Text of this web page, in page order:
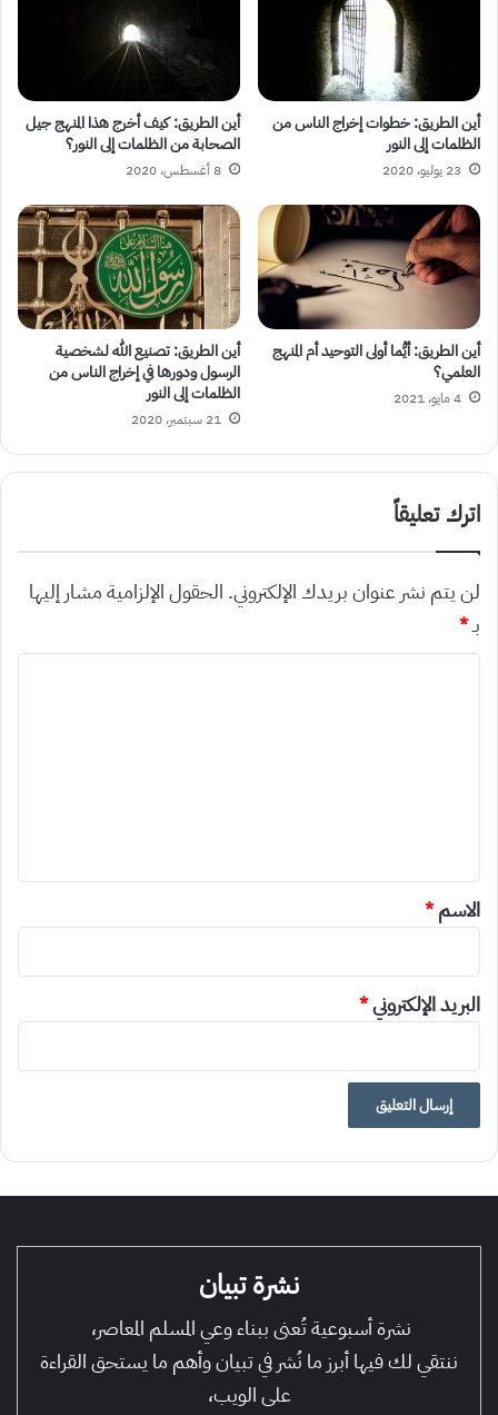
أين الطريق: خطوات إخراج الناس من
الظلمات إلى النور
23 يوليو، 2020
أين الطريق: كيف أخرج هذا المنهج جيل
الصحابة من الظلمات إلى النور؟
8 أغسطس، 2020
أين الطريق: أيُّما أولى التوحيد أم المنهج
العلمي؟
4 مايو، 2021
أين الطريق: تصنيع الله لشخصية
الرسول ودورها في إخراج الناس من
الظلمات إلى النور
21 سبتمبر، 2020
اترك تعليقاً
لن يتم نشر عنوان بريدك الإلكتروني. الحقول الإلزامية مشار إليها
بـ*
*
الاسم*
البريد الإلكتروني*
نشرة تبيان
نشرة أسبوعية تُعنى ببناء وعي المسلم المعاصر،
ننتقي لك فيها أبرز ما نُشر في تبيان وأهم ما يستحق القراءة
على الويب،